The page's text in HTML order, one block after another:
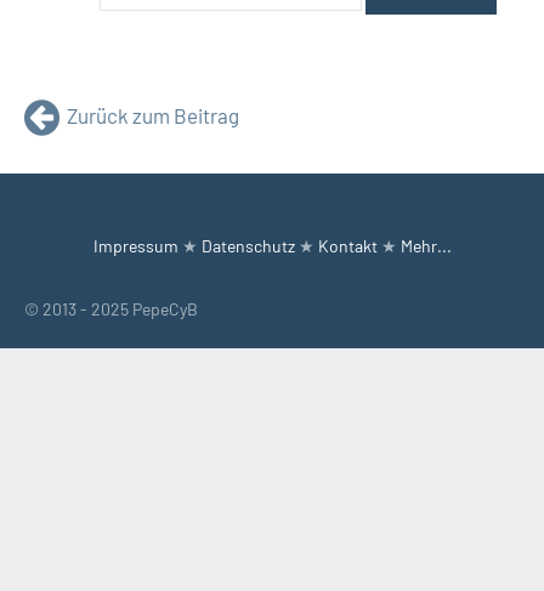
Zurück zum Beitrag
Impressum ★ Datenschutz★ Kontakt★ Mehr...
© 2013 - 2025 PepeCyB